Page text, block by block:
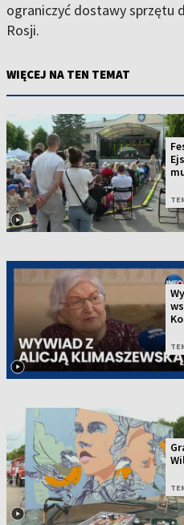
ograniczyć dostawy sprzętu
Rosji.
WIĘCEJ NA TEN TEMAT